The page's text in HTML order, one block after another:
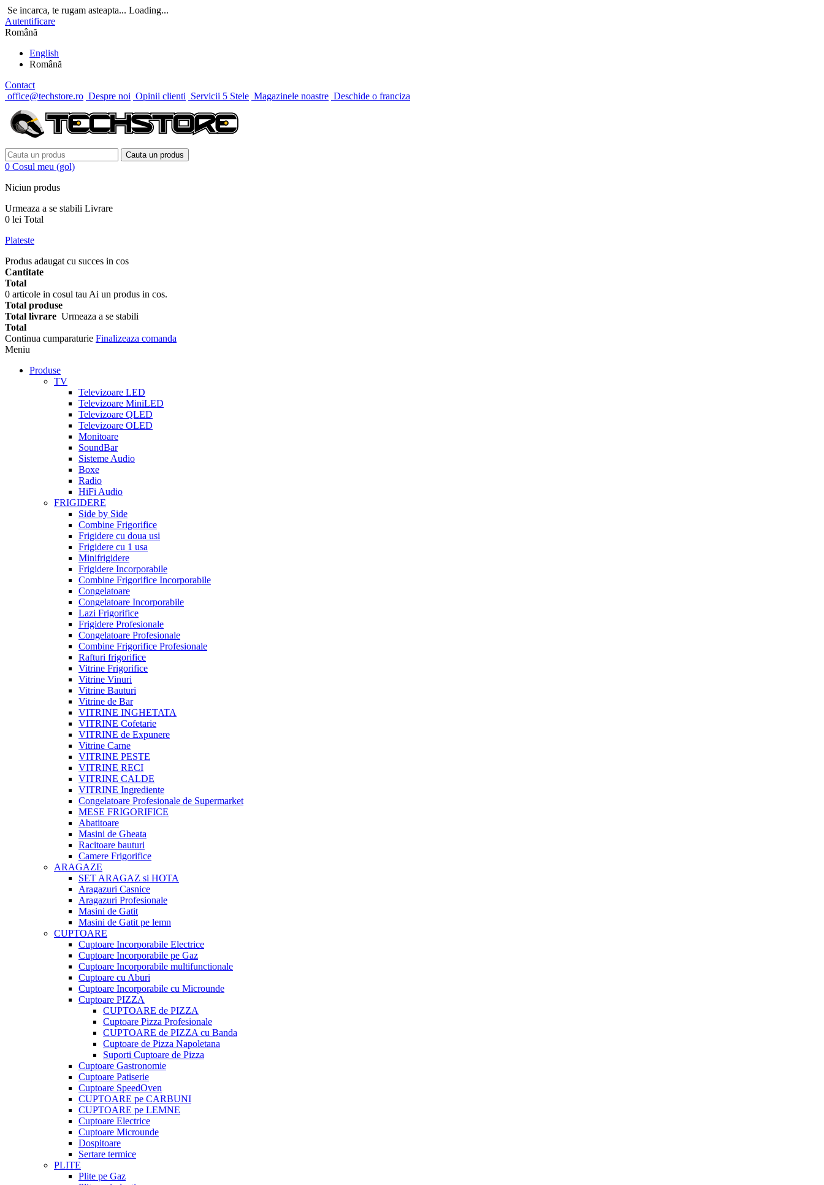
Se incarca, te rugam asteapta... Loading...
Autentificare
Română
English
Română
Contact
office@techstore.ro Despre noi Opinii clienti Servicii 5 Stele Magazinele noastre Deschide o franciza
Cauta un produs
0 Cosul meu (gol)
Niciun produs
Urmeaza a se stabili Livrare
0 lei Total
Plateste
Produs adaugat cu succes in cos
Cantitate
Total
0 articole in cosul tau Ai un produs in cos.
Total produse
Total livrare Urmeaza a se stabili
Total
Continua cumparaturie Finalizeaza comanda
Meniu
Produse
TV
Televizoare LED
Televizoare MiniLED
Televizoare QLED
Televizoare OLED
Monitoare
SoundBar
Sisteme Audio
Boxe
Radio
HiFi Audio
FRIGIDERE
Side by Side
Combine Frigorifice
Frigidere cu doua usi
Frigidere cu 1 usa
Minifrigidere
Frigidere Incorporabile
Combine Frigorifice Incorporabile
Congelatoare
Congelatoare Incorporabile
Lazi Frigorifice
Frigidere Profesionale
Congelatoare Profesionale
Combine Frigorifice Profesionale
Rafturi frigorifice
Vitrine Frigorifice
Vitrine Vinuri
Vitrine Bauturi
Vitrine de Bar
VITRINE INGHETATA
VITRINE Cofetarie
VITRINE de Expunere
Vitrine Carne
VITRINE PESTE
VITRINE RECI
VITRINE CALDE
VITRINE Ingrediente
Congelatoare Profesionale de Supermarket
MESE FRIGORIFICE
Abatitoare
Masini de Gheata
Racitoare bauturi
Camere Frigorifice
ARAGAZE
SET ARAGAZ si HOTA
Aragazuri Casnice
Aragazuri Profesionale
Masini de Gatit
Masini de Gatit pe lemn
CUPTOARE
Cuptoare Incorporabile Electrice
Cuptoare Incorporabile pe Gaz
Cuptoare Incorporabile multifunctionale
Cuptoare cu Aburi
Cuptoare Incorporabile cu Microunde
Cuptoare PIZZA
CUPTOARE de PIZZA
Cuptoare Pizza Profesionale
CUPTOARE de PIZZA cu Banda
Cuptoare de Pizza Napoletana
Suporti Cuptoare de Pizza
Cuptoare Gastronomie
Cuptoare Patiserie
Cuptoare SpeedOven
CUPTOARE pe CARBUNI
CUPTOARE pe LEMNE
Cuptoare Electrice
Cuptoare Microunde
Dospitoare
Sertare termice
PLITE
Plite pe Gaz